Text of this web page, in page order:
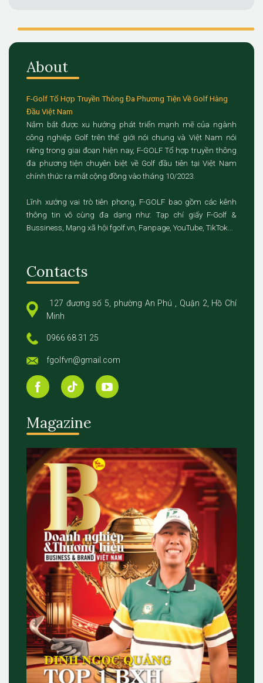
About
F-Golf Tổ Hợp Truyền Thông Đa Phương Tiện Về Golf Hàng
Đầu Việt Nam
Nắm bắt được xu hướng phát triển mạnh mẽ của ngành
công nghiệp Golf trên thế giới nói chung và Việt Nam nói
riêng trong giai đoạn hiện nay, F-GOLF Tổ hợp truyền thông
đa phương tiện chuyên biệt về Golf đầu tiên tại Việt Nam
chính thức ra mắt cộng đồng vào tháng 10/2023.
Lĩnh xướng vai trò tiên phong, F-GOLF bao gồm các kênh
thông tin vô cùng đa dạng như: Tạp chí giấy F-Golf &
Bussiness, Mạng xã hội fgolf.vn, Fanpage, YouTube, TikTok...
Contacts
127 đương số 5, phường An Phú , Quận 2, Hồ Chí
Minh
0966 68 31 25
fgolfvn@gmail.com
Magazine